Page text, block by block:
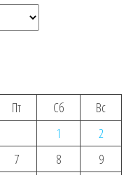
Пт Сб
Вс
1
2
7 8
9